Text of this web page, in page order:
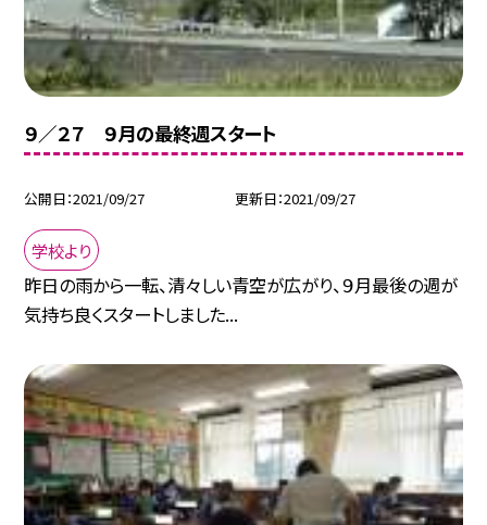
９／２７ ９月の最終週スタート
公開日 2021/09/27 更新日 2021/09/27
学校より
昨日の雨から一転、清々しい青空が広がり、９月最後の週が
気持ち良くスタートしました...